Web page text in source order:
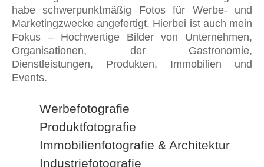
habe schwerpunktmäßig Fotos für Werbe- und
Marketingzwecke angefertigt. Hierbei ist auch mein
Fokus – Hochwertige Bilder von Unternehmen,
Organisationen, der Gastronomie,
Dienstleistungen, Produkten, Immobilien und
Events.
Werbefotografie
Produktfotografie
Immobilienfotografie & Architektur
Industriefotografie